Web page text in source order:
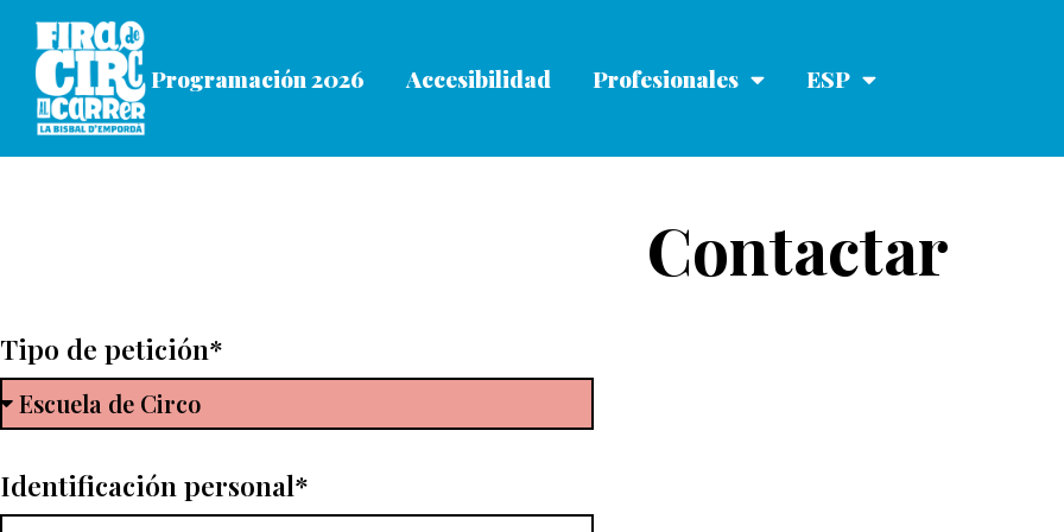
Programación 2026 Accesibilidad Profesionales ESP
Contactar
Tipo de petición*
Identificación personal*